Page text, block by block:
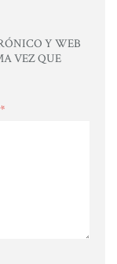
Y WEB
VEZ QUE
*